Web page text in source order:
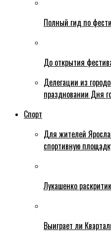
Полный гид по
До открытия
Делегации из
праздновании Дня
Спорт
Для жителей
спортивную
Лукашенко
Выиграет ли